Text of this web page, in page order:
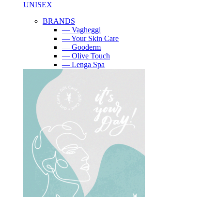
UNISEX
BRANDS
— Vagheggi
— Your Skin Care
— Gooderm
— Olive Touch
— Lenga Spa